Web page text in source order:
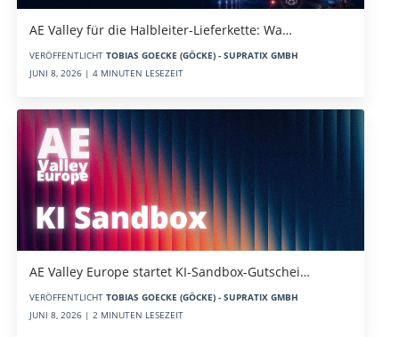
AE Valley für die Halbleiter-Lieferkette: Wa…
VERÖFFENTLICHT TOBIAS GOECKE (GÖCKE) - SUPRATIX GMBH
JUNI 8, 2026 | 4 MINUTEN LESEZEIT
AE Valley Europe startet KI-Sandbox-Gutschei…
VERÖFFENTLICHT TOBIAS GOECKE (GÖCKE) - SUPRATIX GMBH
JUNI 8, 2026 | 2 MINUTEN LESEZEIT